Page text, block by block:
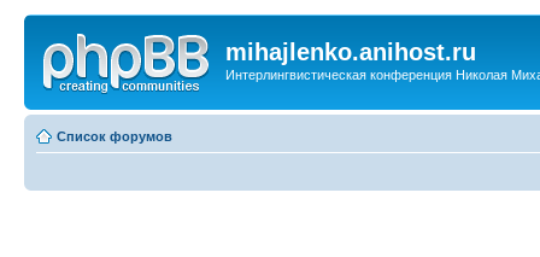
mihajlenko.anihost.ru
Интерлингвистическая конференция Николая
Список форумов